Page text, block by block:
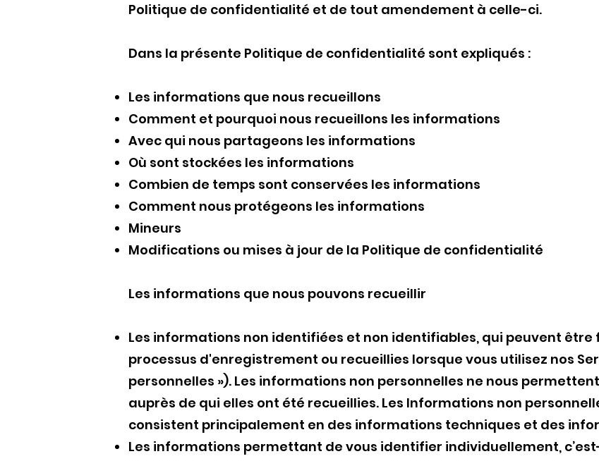
Politique de confidentialité et de tout amendement à celle-ci.
Dans la présente Politique de confidentialité sont expliqués :
Les informations que nous recueillons
Comment et pourquoi nous recueillons les informations
Avec qui nous partageons les informations
Où sont stockées les informations
Combien de temps sont conservées les informations
Comment nous protégeons les informations
Mineurs
Modifications ou mises à jour de la Politique de confidentialité​
Les informations que nous pouvons recueillir
Les informations non identifiées et non identifiables, qui peuvent être
processus d'enregistrement ou recueillies lorsque vous utilisez nos
personnelles »). Les informations non personnelles ne nous
auprès de qui elles ont été recueillies. Les Informations non
consistent principalement en des informations techniques et des
Les informations permettant de vous identifier individuellement,